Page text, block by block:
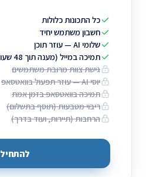
כל התכונות כלולות
חשבון משתמש יחיד
שלומי AI — עוזר תוכן
תמיכה במייל (מענה תוך 48 שעות)
גישת צוות מרובת משתמשים
יוסי AI — עוזר תפעול בוואטסאפ
תמיכה בוואטסאפ בזמן אמת
ריבוי מטבעות (תוסף בתשלום)
הרחבות (תיירות, ועוד בדרך)
להתחיל